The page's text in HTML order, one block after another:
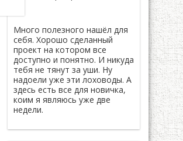
Много полезного нашёл для
себя. Хорошо сделанный
проект на котором все
доступно и понятно. И никуда
тебя не тянут за уши. Ну
надоели уже эти лоховоды. А
здесь есть все для новичка,
коим я являюсь уже две
недели.